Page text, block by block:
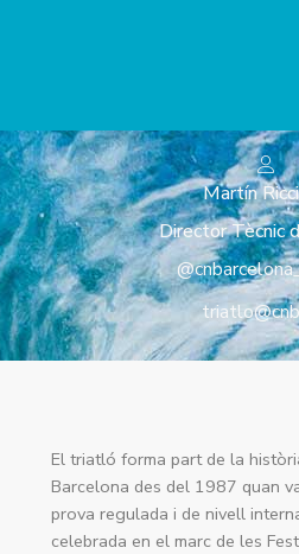
Martín
Director Tècnic
El triatló forma part de la
Barcelona des del 1987 quan
prova regulada i de nivell
celebrada en el marc de les